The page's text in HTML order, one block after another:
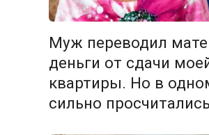
Муж переводил
деньги от сдачи
квартиры. Но в
сильно